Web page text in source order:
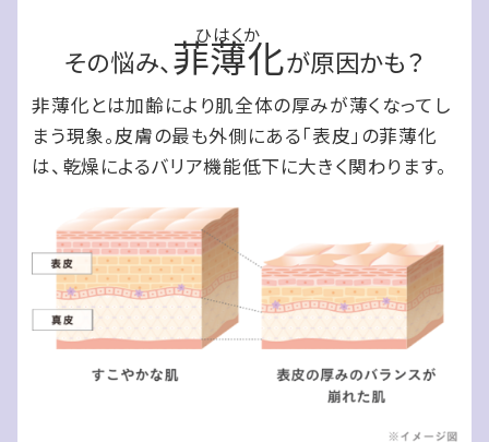
その悩み、菲薄化が原因かも？
非薄化とは加齢により肌全体の厚みが薄くなってし
まう現象。皮膚の最も外側にある「表皮」の菲薄化
は、乾燥によるバリア機能低下に大きく関わります。